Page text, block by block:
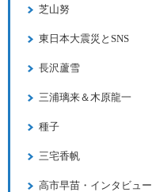
芝山努
東日本大震災とSNS
長沢蘆雪
三浦璃来＆木原龍一
種子
三宅香帆
高市早苗・インタビュー